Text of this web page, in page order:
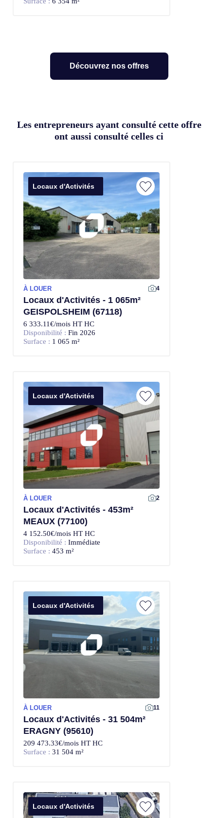
Découvrez nos offres
Les entrepreneurs ayant consulté cette offre
ont aussi consulté celles ci
Locaux d'Activités
À LOUER 4
Locaux d'Activités - 1 065m²
GEISPOLSHEIM (67118)
6 333.11€/mois HT HC
Disponibilité : Fin 2026
Surface : 1 065 m²
Locaux d'Activités
À LOUER 2
Locaux d'Activités - 453m²
MEAUX (77100)
4 152.50€/mois HT HC
Disponibilité : Immédiate
Surface : 453 m²
Locaux d'Activités
À LOUER 11
Locaux d'Activités - 31 504m²
ERAGNY (95610)
209 473.33€/mois HT HC
Surface : 31 504 m²
Locaux d'Activités